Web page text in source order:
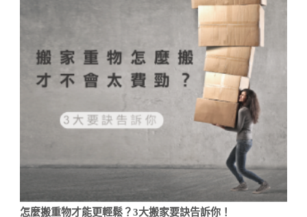
怎麼搬重物才能更輕鬆？3大搬家要訣告訴你！